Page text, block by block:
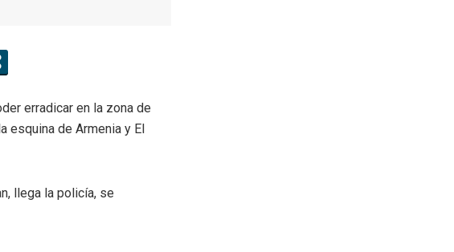
erradicar en la zona de
esquina de Armenia y El
llega la policía, se